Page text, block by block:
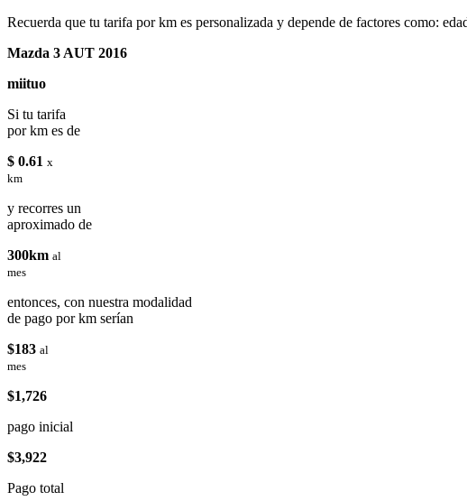
Recuerda que tu tarifa por km es personalizada y depende de factores como:
Mazda 3 AUT 2016
miituo
Si tu tarifa
por km es de
$ 0.61 x
km
y recorres un
aproximado de
300km al
mes
entonces, con nuestra modalidad
de pago por km serían
$183 al
mes
$1,726
pago inicial
$3,922
Pago total